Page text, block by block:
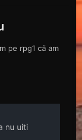
pe rpg1 că am
nu uiti